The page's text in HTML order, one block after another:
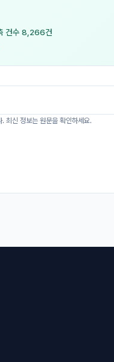
건수 8,266건
최신 정보는 원문을 확인하세요.